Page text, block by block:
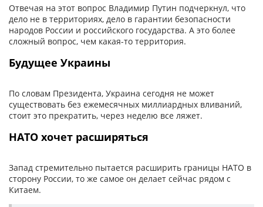
Отвечая на этот вопрос Владимир Путин подчеркнул, что
дело не в территориях, дело в гарантии безопасности
народов России и российского государства. А это более
сложный вопрос, чем какая-то территория.
Будущее Украины
По словам Президента, Украина сегодня не может
существовать без ежемесячных миллиардных вливаний,
стоит это прекратить, через неделю все ляжет.
НАТО хочет расширяться
Запад стремительно пытается расширить границы НАТО в
сторону России, то же самое он делает сейчас рядом с
Китаем.